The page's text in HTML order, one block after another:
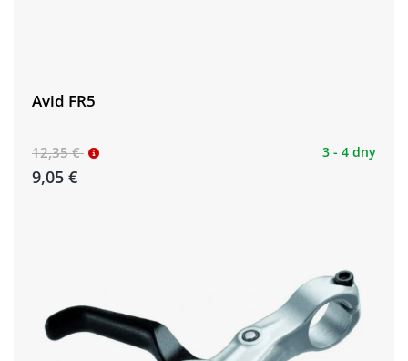
Avid FR5
12,35 €
9,05 €
3 - 4 dny